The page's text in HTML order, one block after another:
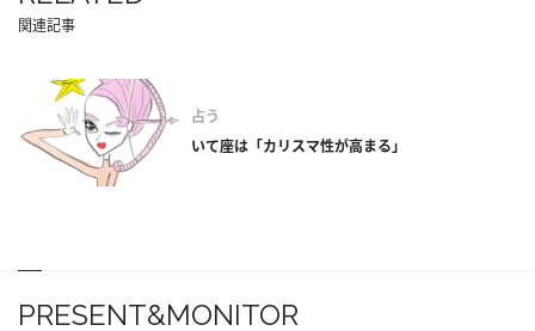
関連記事
占う
いて座は「カリスマ性が高まる」
PRESENT&MONITOR